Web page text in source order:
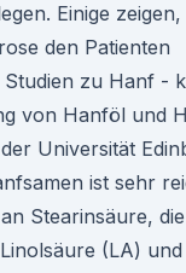
Einige
den Patienten
zu Hanf -
von Hanföl und
Universität
ist sehr
Stearinsäure,
(LA) und